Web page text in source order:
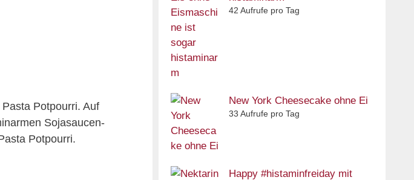
Potpourri. Auf
Sojasaucen-
Potpourri.
42 Aufrufe pro Tag
New York Cheesecake ohne Ei
33 Aufrufe pro Tag
Happy #histaminfreiday mit